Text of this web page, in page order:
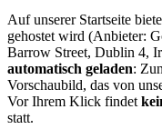
Auf unserer Startseite
gehostet wird (Anbieter:
Barrow Street, Dublin 4,
automatisch geladen:
Vorschaubild, das von
Vor Ihrem Klick findet
statt.